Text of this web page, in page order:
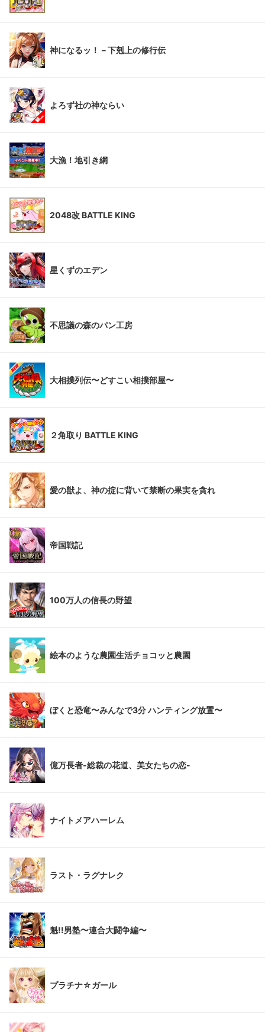
神になるッ！－下剋上の修行伝
よろず社の神ならい
大漁！地引き網
2048改 BATTLE KING
星くずのエデン
不思議の森のパン工房
大相撲列伝〜どすこい相撲部屋〜
２角取り BATTLE KING
愛の獣よ、神の掟に背いて禁断の果実を貪れ
帝国戦記
100万人の信長の野望
絵本のような農園生活チョコッと農園
ぼくと恐竜〜みんなで3分 ハンティング放置〜
億万長者-総裁の花道、美女たちの恋-
ナイトメアハーレム
ラスト・ラグナレク
魁!!男塾〜連合大闘争編〜
プラチナ☆ガール